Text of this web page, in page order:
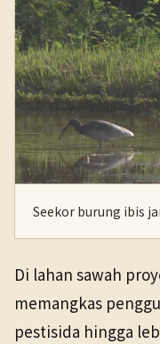
Seekor burung ibis
Di lahan sawah
memangkas
pestisida hingga